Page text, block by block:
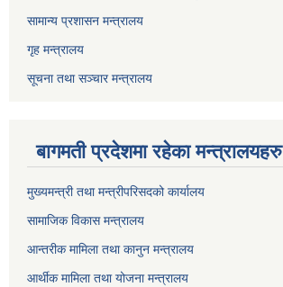
सामान्य प्रशासन मन्त्रालय
गृह मन्त्रालय
सूचना तथा सञ्चार मन्त्रालय
बागमती प्रदेशमा रहेका मन्त्रालयहरु
मुख्यमन्त्री तथा मन्त्रीपरिसदको कार्यालय
सामाजिक विकास मन्त्रालय
आन्तरीक मामिला तथा कानुन मन्त्रालय
आर्थीक मामिला तथा योजना मन्त्रालय